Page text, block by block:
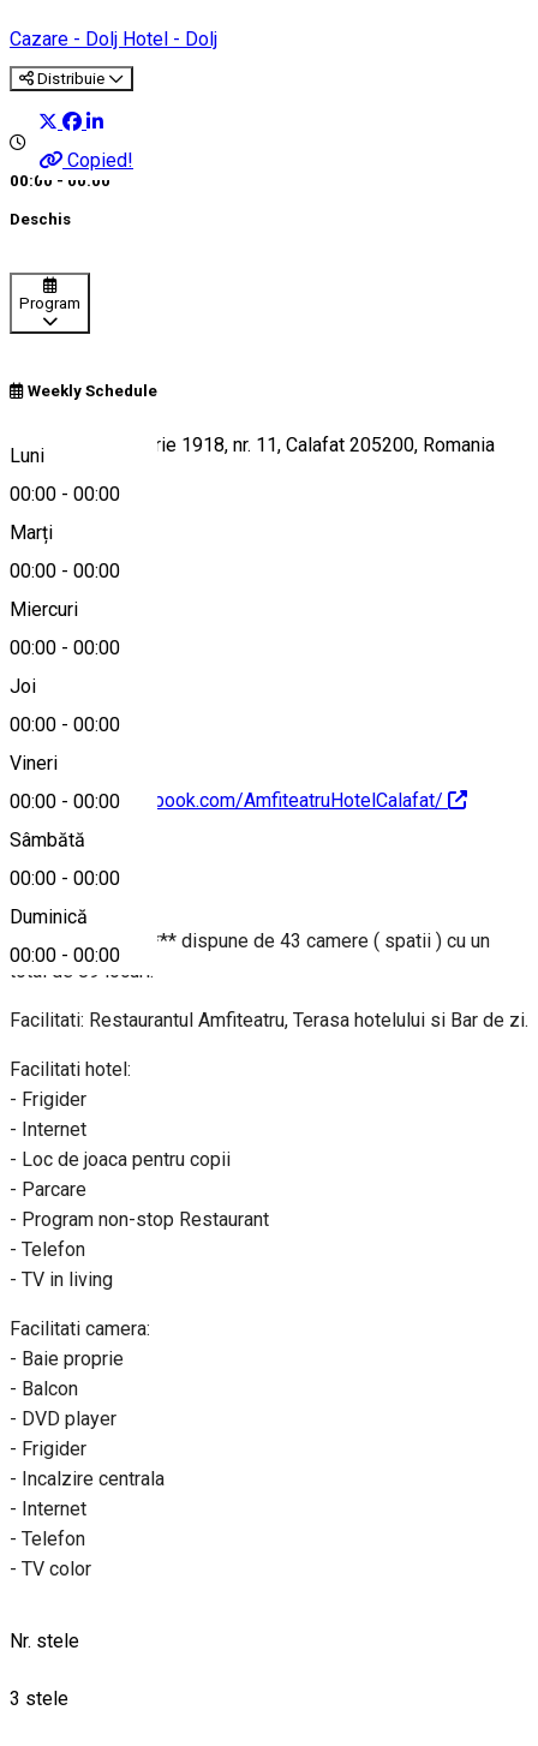
Cazare - Dolj Hotel - Dolj
Distribuie
Copied!
00:00 - 00:00
Deschis
Program
Weekly Schedule
Luni
00:00 - 00:00
Marți
00:00 - 00:00
Miercuri
00:00 - 00:00
Joi
00:00 - 00:00
Vineri
00:00 - 00:00
Sâmbătă
00:00 - 00:00
Duminică
00:00 - 00:00
Strada 1 Decembrie 1918, nr. 11, Calafat 205200, Romania
Hartă
https://www.facebook.com/AmfiteatruHotelCalafat/
Despre
Hotel Amfiteatru *** dispune de 43 camere ( spatii ) cu un
total de 89 locuri.
Facilitati: Restaurantul Amfiteatru, Terasa hotelului si Bar de zi.
Facilitati hotel:
- Frigider
- Internet
- Loc de joaca pentru copii
- Parcare
- Program non-stop Restaurant
- Telefon
- TV in living
Facilitati camera:
- Baie proprie
- Balcon
- DVD player
- Frigider
- Incalzire centrala
- Internet
- Telefon
- TV color
Nr. stele
3 stele